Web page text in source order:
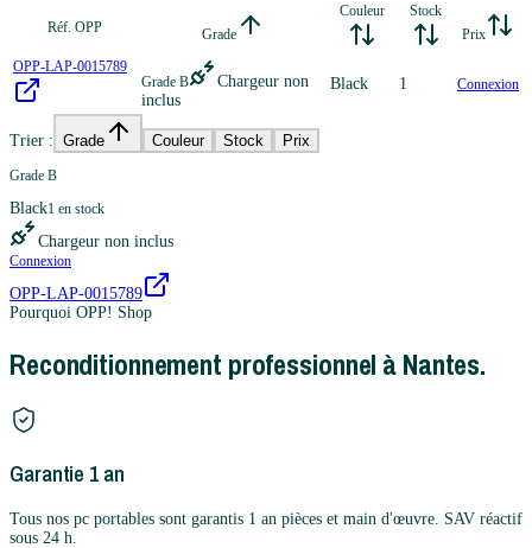
Réf. OPP Grade
Couleur
Stock
Prix
OPP-LAP-0015789
Grade B
Chargeur non
inclus
Black 1 Connexion
Trier : Grade Couleur Stock Prix
Grade B
Black1 en stock
Chargeur non inclus
Connexion
OPP-LAP-0015789
Pourquoi OPP! Shop
Reconditionnement professionnel à Nantes.
Garantie 1 an
Tous nos pc portables sont garantis 1 an pièces et main d'œuvre. SAV réactif
sous 24 h.